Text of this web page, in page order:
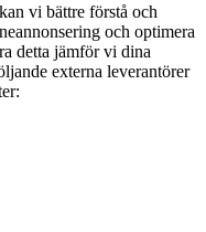
vi bättre förstå och
och optimera
detta jämför vi dina
externa leverantörer